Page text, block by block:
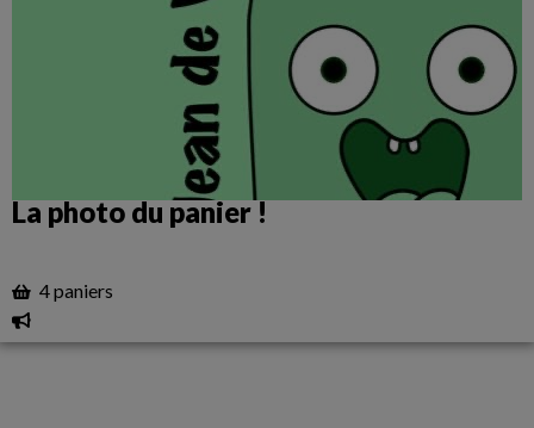
La photo du panier !
4 paniers